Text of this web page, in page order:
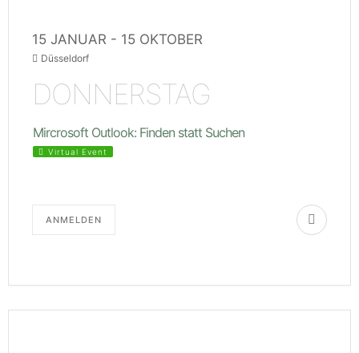
15 JANUAR - 15 OKTOBER
Düsseldorf
DONNERSTAG
Mircrosoft Outlook: Finden statt Suchen
Virtual Event
ANMELDEN